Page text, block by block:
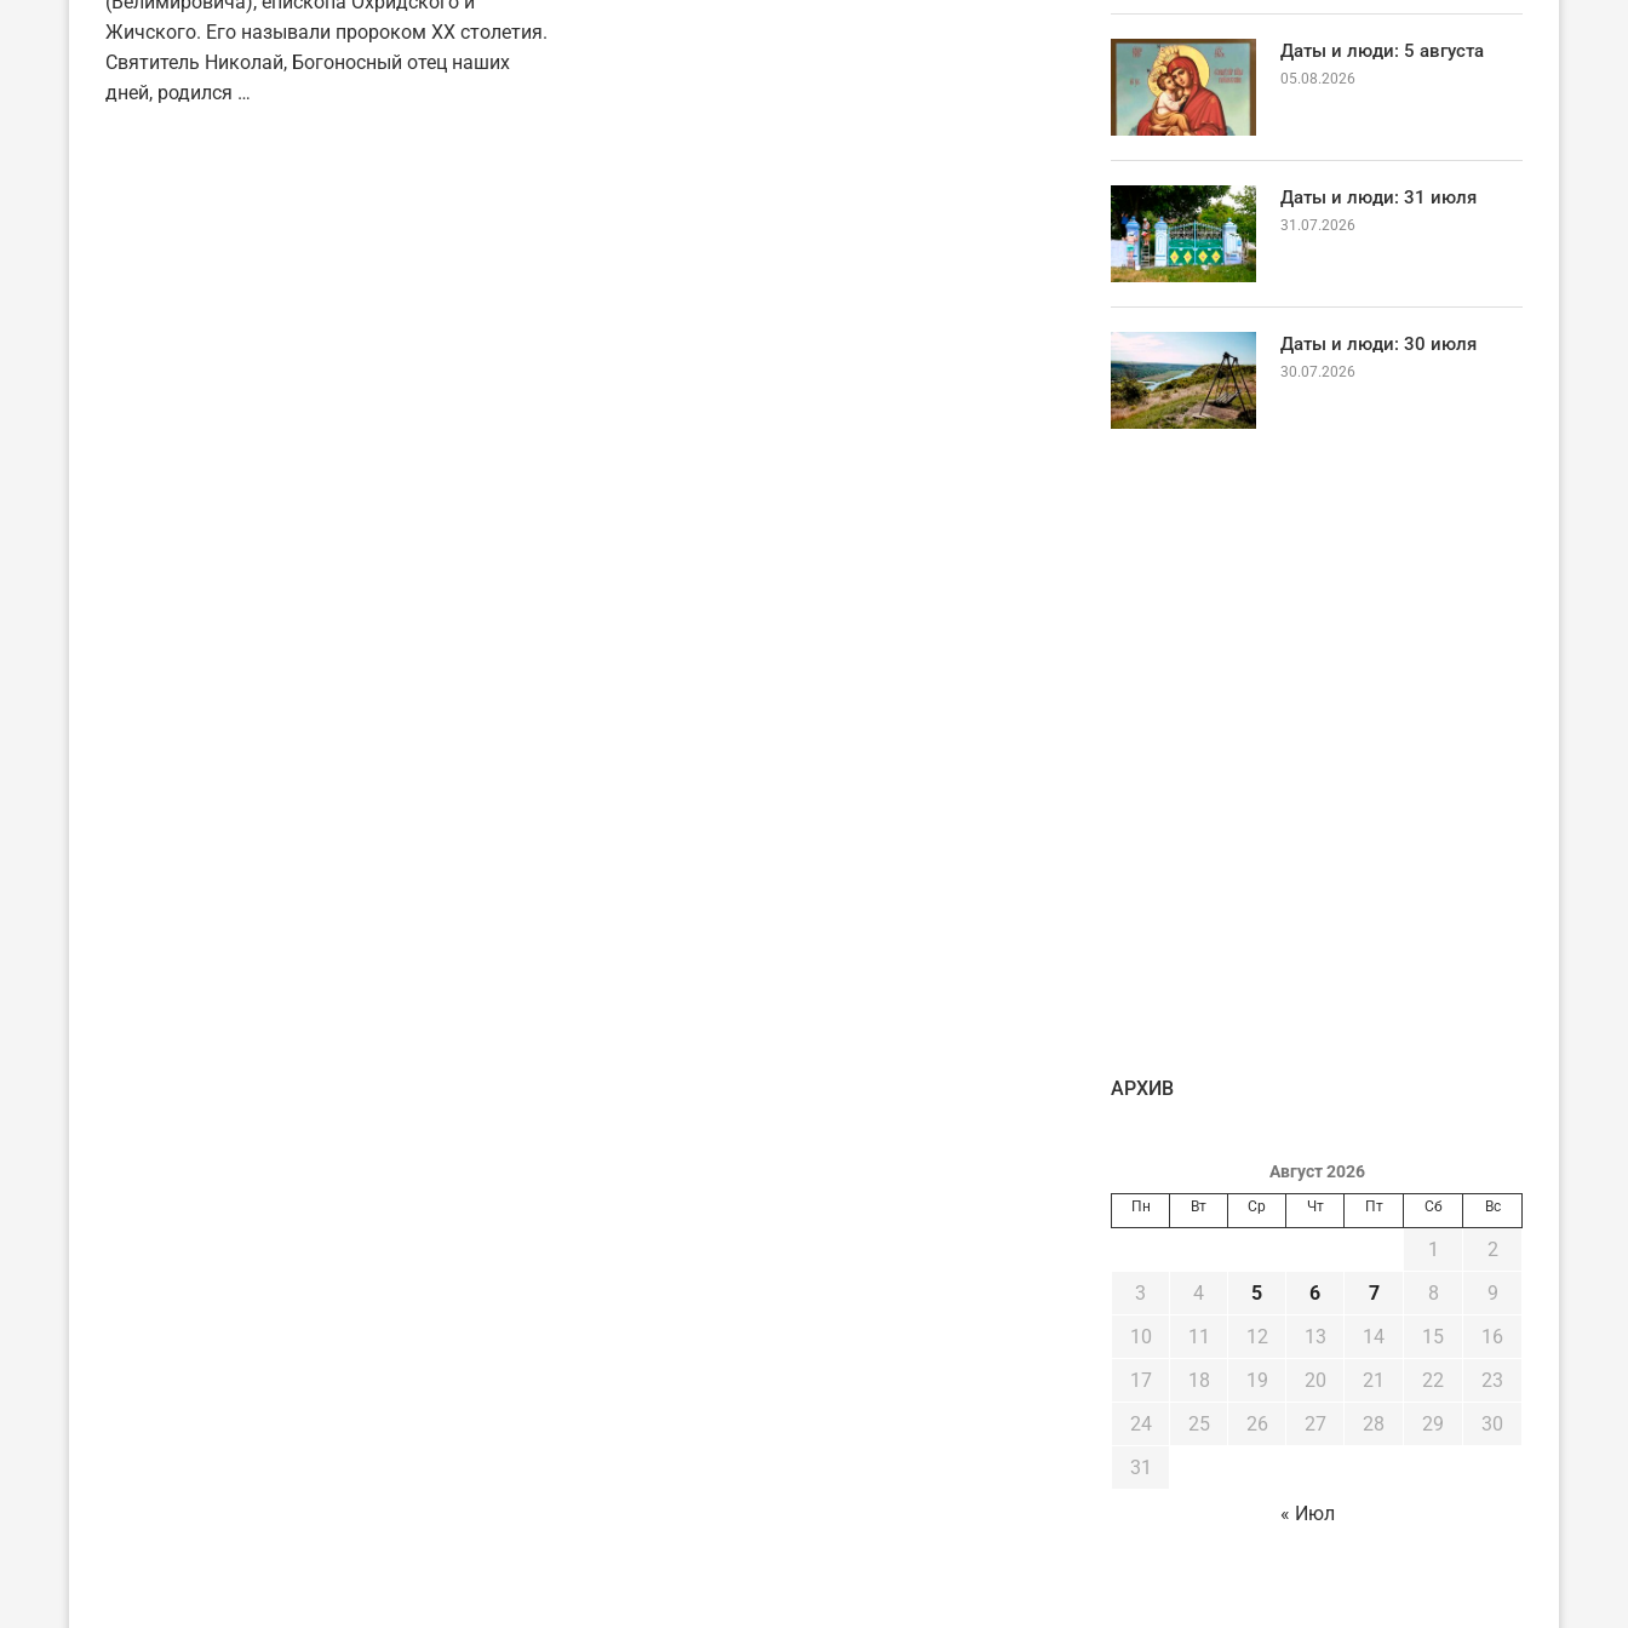
Жичского. Его называли пророком XX столетия.
Святитель Николай, Богоносный отец наших
дней, родился …
Даты и люди: 5 августа
05.08.2026
Даты и люди: 31 июля
31.07.2026
Даты и люди: 30 июля
30.07.2026
AРХИВ
Август 2026
Пн Вт Ср Чт Пт Сб Вс
1
2
3
4 5 6 7 8
9
10
11 12 13 14 15
16
17
18 19 20 21 22
23
24
25 26 27 28 29
30
31
« Июл